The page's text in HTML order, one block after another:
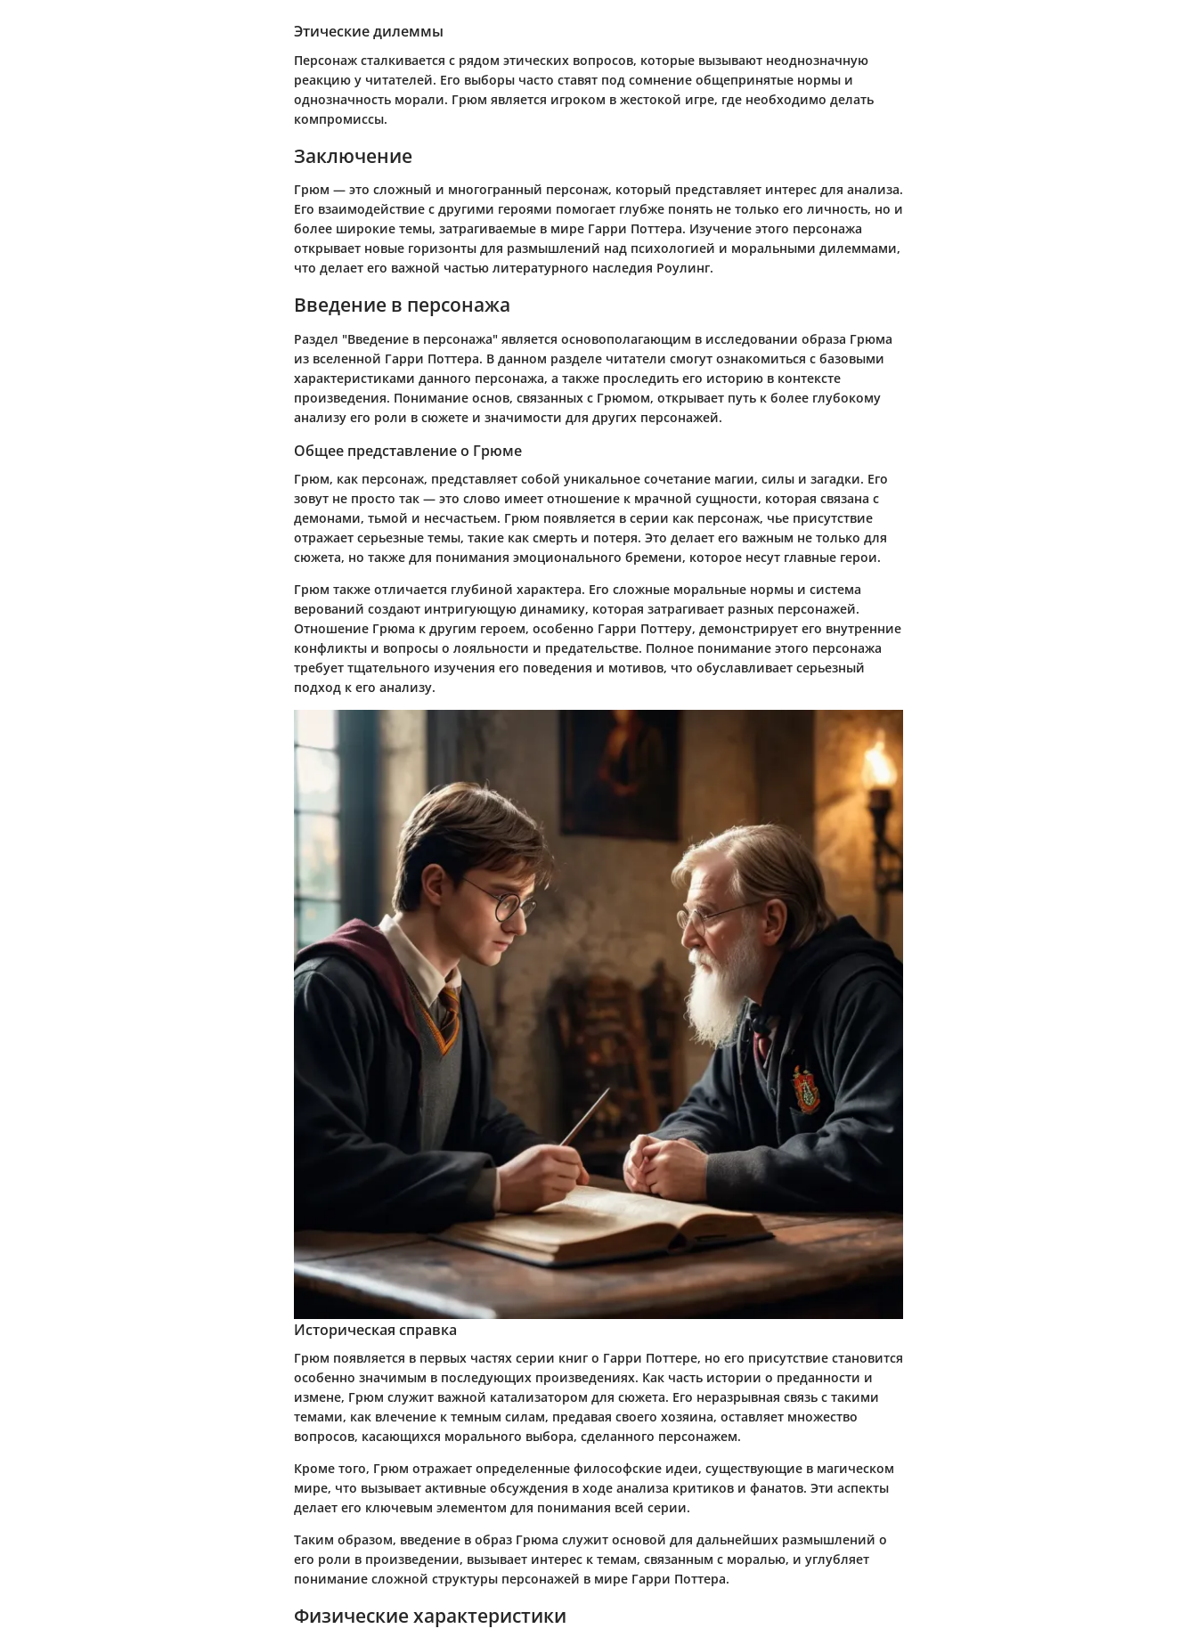
Этические дилеммы
Персонаж сталкивается с рядом этических вопросов, которые вызывают неоднозначную
реакцию у читателей. Его выборы часто ставят под сомнение общепринятые нормы и
однозначность морали. Грюм является игроком в жестокой игре, где необходимо делать
компромиссы.
Заключение
Грюм — это сложный и многогранный персонаж, который представляет интерес для анализа.
Его взаимодействие с другими героями помогает глубже понять не только его личность, но и
более широкие темы, затрагиваемые в мире Гарри Поттера. Изучение этого персонажа
открывает новые горизонты для размышлений над психологией и моральными дилеммами,
что делает его важной частью литературного наследия Роулинг.
Введение в персонажа
Раздел "Введение в персонажа" является основополагающим в исследовании образа Грюма
из вселенной Гарри Поттера. В данном разделе читатели смогут ознакомиться с базовыми
характеристиками данного персонажа, а также проследить его историю в контексте
произведения. Понимание основ, связанных с Грюмом, открывает путь к более глубокому
анализу его роли в сюжете и значимости для других персонажей.
Общее представление о Грюме
Грюм, как персонаж, представляет собой уникальное сочетание магии, силы и загадки. Его
зовут не просто так — это слово имеет отношение к мрачной сущности, которая связана с
демонами, тьмой и несчастьем. Грюм появляется в серии как персонаж, чье присутствие
отражает серьезные темы, такие как смерть и потеря. Это делает его важным не только для
сюжета, но также для понимания эмоционального бремени, которое несут главные герои.
Грюм также отличается глубиной характера. Его сложные моральные нормы и система
верований создают интригующую динамику, которая затрагивает разных персонажей.
Отношение Грюма к другим героем, особенно Гарри Поттеру, демонстрирует его внутренние
конфликты и вопросы о лояльности и предательстве. Полное понимание этого персонажа
требует тщательного изучения его поведения и мотивов, что обуславливает серьезный
подход к его анализу.
Историческая справка
Грюм появляется в первых частях серии книг о Гарри Поттере, но его присутствие становится
особенно значимым в последующих произведениях. Как часть истории о преданности и
измене, Грюм служит важной катализатором для сюжета. Его неразрывная связь с такими
темами, как влечение к темным силам, предавая своего хозяина, оставляет множество
вопросов, касающихся морального выбора, сделанного персонажем.
Кроме того, Грюм отражает определенные философские идеи, существующие в магическом
мире, что вызывает активные обсуждения в ходе анализа критиков и фанатов. Эти аспекты
делает его ключевым элементом для понимания всей серии.
Таким образом, введение в образ Грюма служит основой для дальнейших размышлений о
его роли в произведении, вызывает интерес к темам, связанным с моралью, и углубляет
понимание сложной структуры персонажей в мире Гарри Поттера.
Физические характеристики